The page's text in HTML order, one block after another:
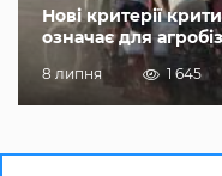
Нові критерії
означає для
8 липня 1 645